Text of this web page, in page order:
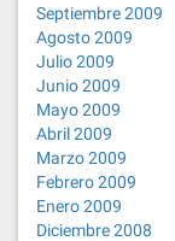
Septiembre 2009
Agosto 2009
Julio 2009
Junio 2009
Mayo 2009
Abril 2009
Marzo 2009
Febrero 2009
Enero 2009
Diciembre 2008